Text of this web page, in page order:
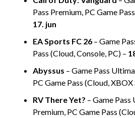
Pass Premium, PC Game
17. jun
EA Sports FC 26 – Game
Pass (Cloud, Console, PC) –
Abyssus – Game Pass
PC Game Pass (Cloud, XBOX
RV There Yet? – Game Pass
Premium, PC Game Pass